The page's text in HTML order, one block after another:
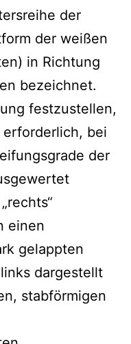
der
der weißen
in Richtung
bezeichnet.
festzustellen,
bei
der
einen
gelappten
dargestellt
stabförmigen